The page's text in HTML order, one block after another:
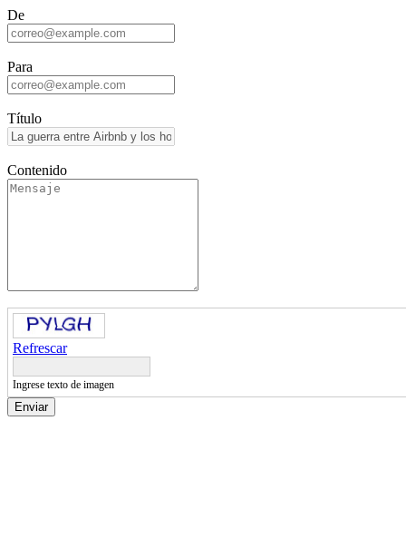
De
Para
Título
Contenido
Refrescar
Ingrese texto de imagen